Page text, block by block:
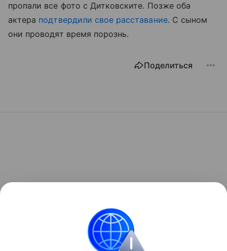
пропали все фото с Дитковските. Позже оба
актера подтвердили свое расставание. С сыном
они проводят время порознь.
Поделиться